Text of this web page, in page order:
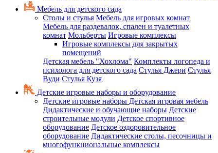
Мебель для детского сада
Столы и стулья Мебель для игровых комнат
Мебель для раздевалок, спален и туалетных
комнат Мольберты Игровые комплексы
Игровые комплексы для закрытых
помещений
Детская мебель "Хохлома" Комплекты логопеда и
психолога для детского сада Стулья Джери Стулья
Вуди Стулья Кузя
Детские игровые наборы и оборудование
Детские игровые наборы Детская игровая мебель
Дидактические и обучающие наборы Детские
строительные модули Детское спортивное
оборудование Детское оздоровительное
оборудование Дидактические столы, песочницы и
многофункциональные комплексы